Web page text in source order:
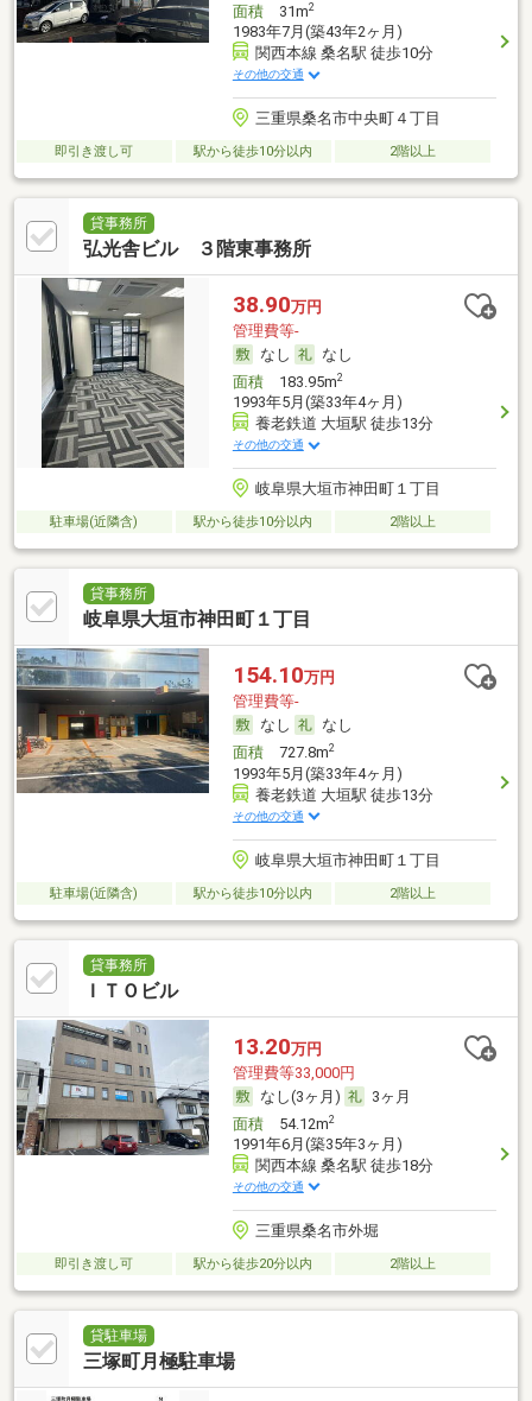
面積31m2
1983年7月(築43年2ヶ月)
関西本線 桑名駅 徒歩10分
その他の交通
三重県桑名市中央町４丁目
即引き渡し可 駅から徒歩10分以内 2階以上
貸事務所
弘光舎ビル ３階東事務所
38.90万円
管理費等-
なし
なし
面積183.95m2
1993年5月(築33年4ヶ月)
養老鉄道 大垣駅 徒歩13分
その他の交通
岐阜県大垣市神田町１丁目
駐車場(近隣含) 駅から徒歩10分以内 2階以上
貸事務所
岐阜県大垣市神田町１丁目
154.10万円
管理費等-
なし
なし
面積727.8m2
1993年5月(築33年4ヶ月)
養老鉄道 大垣駅 徒歩13分
その他の交通
岐阜県大垣市神田町１丁目
駐車場(近隣含) 駅から徒歩10分以内 2階以上
貸事務所
ＩＴＯビル
13.20万円
管理費等33,000円
なし(3ヶ月)
3ヶ月
面積54.12m2
1991年6月(築35年3ヶ月)
関西本線 桑名駅 徒歩18分
その他の交通
三重県桑名市外堀
即引き渡し可 駅から徒歩20分以内 2階以上
貸駐車場
三塚町月極駐車場